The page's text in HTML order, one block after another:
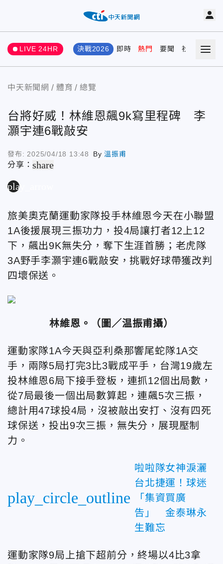
LIVE 24HR 決戰2026 即時 熱門 要聞 社會 娛樂
中天新聞網 體育 總覽
台將好威！林維恩飆9k寫里程碑 李
灝宇連6戰敲安
發布: 2025/04/18 13:48 By溫振甫
分享：share
play_arrow
旅美奧克蘭運動家隊投手林維恩今天在小聯盟
1A後援展現三振功力，投4局讓打者12上12
下，飆出9K無失分，奪下生涯首勝；老虎隊
3A野手李灝宇連6戰敲安，挑戰好球帶獲改判
四壞保送。
林維恩。（圖／温振甫攝）
運動家隊1A今天與亞利桑那響尾蛇隊1A交
手，兩隊5局打完3比3戰成平手，台灣19歲左
投林維恩6局下接手登板，連抓12個出局數，
從7局最後一個出局數算起，連飆5次三振，
總計用47球投4局，沒被敲出安打、沒有四死
球保送，投出9次三振，無失分，展現壓制
力。
play_circle_outline
啦啦隊女神淚灑
台北捷運！球迷
「集資買廣
告」 金泰琳永
生難忘
運動家隊9局上搶下超前分，終場以4比3拿